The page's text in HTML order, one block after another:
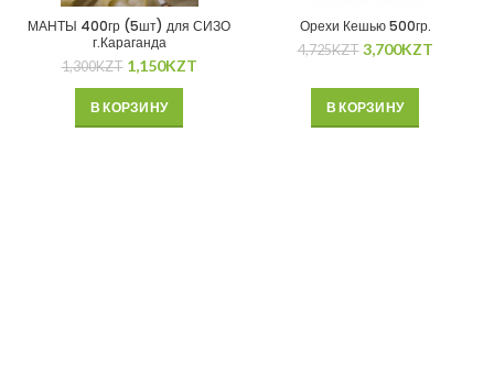
МАНТЫ 400гр (5шт) для СИЗО
г.Караганда
1,300KZT 1,150KZT
В КОРЗИНУ
Орехи Кешью 500гр.
4,725KZT 3,700KZT
В КОРЗИНУ